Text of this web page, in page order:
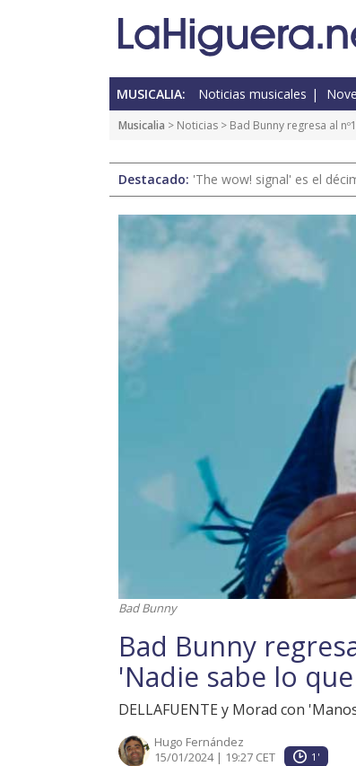
MUSICALIA: Noticias musicales
Musicalia > Noticias > Bad Bunny regresa al
Destacado: 'The wow! signal' es el
Bad Bunny
Bad Bunny
'Nadie sabe lo
DELLAFUENTE y Morad con
Hugo Fernández
15/01/2024 | 19:27 CET
1'